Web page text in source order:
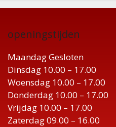
openingstijden
Maandag Gesloten
Dinsdag 10.00 – 17.00
Woensdag 10.00 – 17.00
Donderdag 10.00 – 17.00
Vrijdag 10.00 – 17.00
Zaterdag 09.00 – 16.00